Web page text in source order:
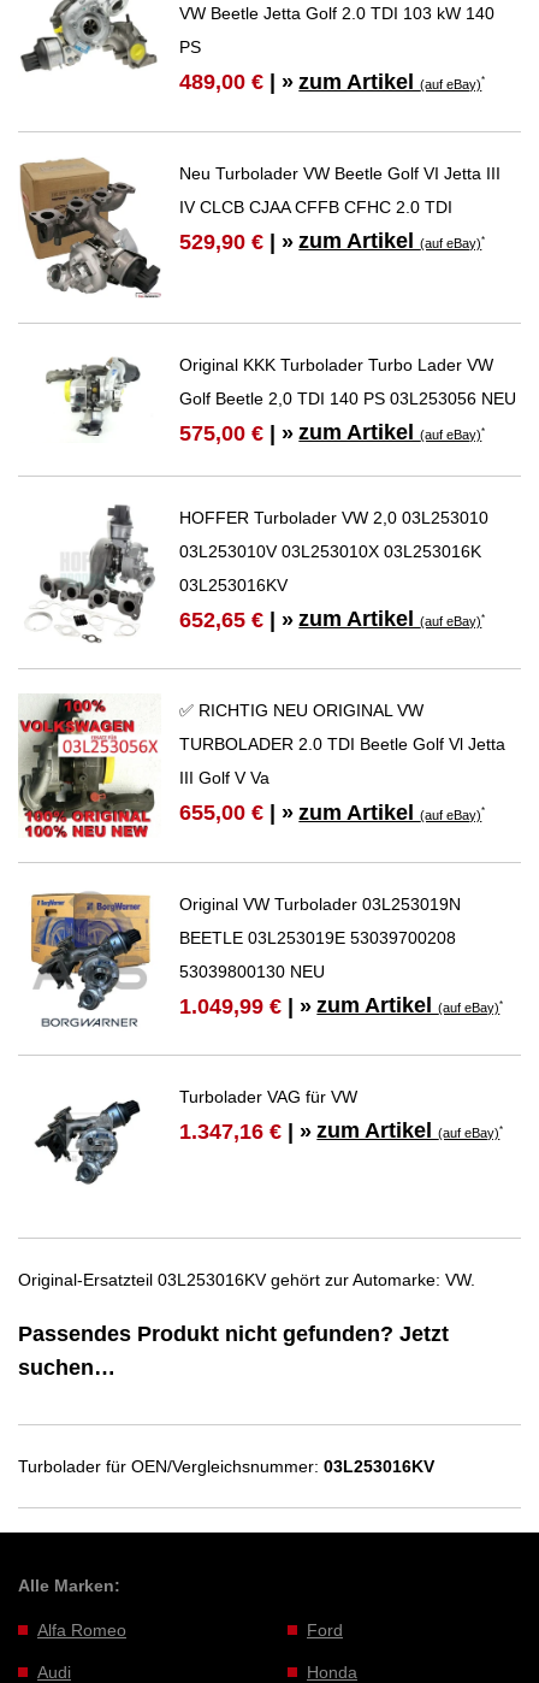
VW Beetle Jetta Golf 2.0 TDI 103 kW 140
PS
489,00 € | » zum Artikel(auf eBay)*
Neu Turbolader VW Beetle Golf VI Jetta III
IV CLCB CJAA CFFB CFHC 2.0 TDI
529,90 € | » zum Artikel(auf eBay)*
Original KKK Turbolader Turbo Lader VW
Golf Beetle 2,0 TDI 140 PS 03L253056 NEU
575,00 € | » zum Artikel(auf eBay)*
HOFFER Turbolader VW 2,0 03L253010
03L253010V 03L253010X 03L253016K
03L253016KV
652,65 € | » zum Artikel(auf eBay)*
✅ RICHTIG NEU ORIGINAL VW
TURBOLADER 2.0 TDI Beetle Golf Vl Jetta
III Golf V Va
655,00 € | » zum Artikel(auf eBay)*
Original VW Turbolader 03L253019N
BEETLE 03L253019E 53039700208
53039800130 NEU
1.049,99 € | » zum Artikel(auf eBay)*
Turbolader VAG für VW
1.347,16 € | » zum Artikel(auf eBay)*
Original-Ersatzteil 03L253016KV gehört zur Automarke: VW.
Passendes Produkt nicht gefunden? Jetzt
suchen…
Turbolader für OEN/Vergleichsnummer: 03L253016KV
Alle Marken:
Alfa Romeo
Audi
Ford
Honda